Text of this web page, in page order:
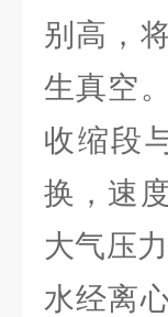
别高，
生真空
收缩段
换，速
大气压
水经离